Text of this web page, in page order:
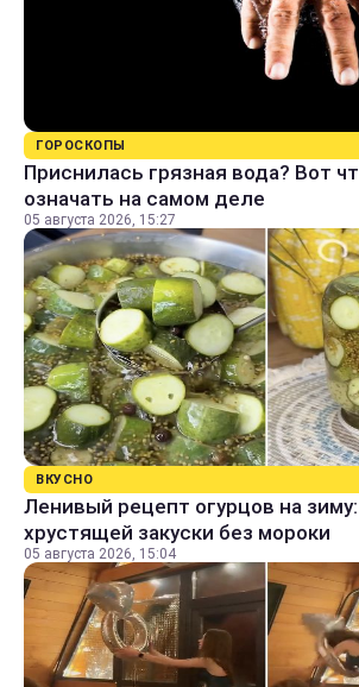
ГОРОСКОПЫ
Приснилась грязная вода? Вот
означать на самом деле
05 августа 2026, 15:27
ВКУСНО
Ленивый рецепт огурцов на
хрустящей закуски без мороки
05 августа 2026, 15:04